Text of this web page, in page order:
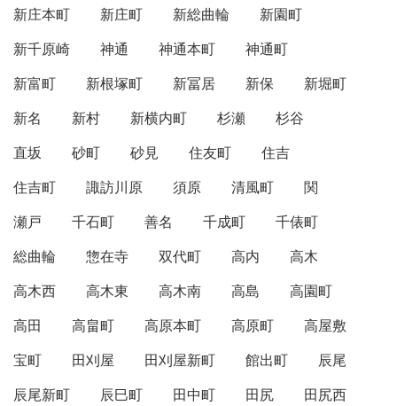
新庄本町
新庄町 新総曲輪
新園町
新千原崎
神通 神通本町
神通町
新富町
新根塚町 新冨居 新保
新堀町
新名
新村 新横内町 杉瀬
杉谷
直坂
砂町 砂見 住友町
住吉
住吉町
諏訪川原 須原 清風町
関
瀬戸
千石町 善名 千成町
千俵町
総曲輪
惣在寺 双代町 高内
高木
高木西
高木東 高木南 高島
高園町
高田
高畠町 高原本町 高原町
高屋敷
宝町
田刈屋 田刈屋新町 館出町
辰尾
辰尾新町
辰巳町 田中町 田尻
田尻西